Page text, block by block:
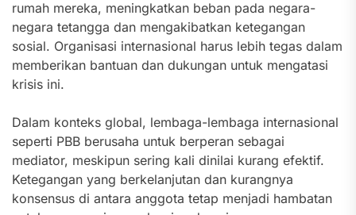
rumah mereka, meningkatkan beban pada negara-
negara tetangga dan mengakibatkan ketegangan
sosial. Organisasi internasional harus lebih tegas dalam
memberikan bantuan dan dukungan untuk mengatasi
krisis ini.
Dalam konteks global, lembaga-lembaga internasional
seperti PBB berusaha untuk berperan sebagai
mediator, meskipun sering kali dinilai kurang efektif.
Ketegangan yang berkelanjutan dan kurangnya
konsensus di antara anggota tetap menjadi hambatan